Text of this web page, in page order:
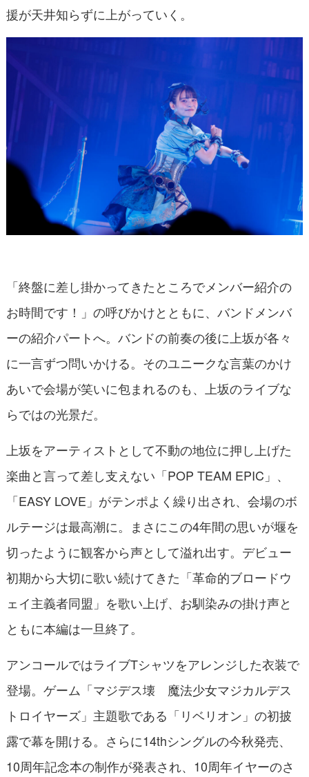
援が天井知らずに上がっていく。
「終盤に差し掛かってきたところでメンバー紹介の
お時間です！」の呼びかけとともに、バンドメンバ
ーの紹介パートへ。バンドの前奏の後に上坂が各々
に一言ずつ問いかける。そのユニークな言葉のかけ
あいで会場が笑いに包まれるのも、上坂のライブな
らではの光景だ。
上坂をアーティストとして不動の地位に押し上げた
楽曲と言って差し支えない「POP TEAM EPIC」、
「EASY LOVE」がテンポよく繰り出され、会場のボ
ルテージは最高潮に。まさにこの4年間の思いが堰を
切ったように観客から声として溢れ出す。デビュー
初期から大切に歌い続けてきた「革命的ブロードウ
ェイ主義者同盟」を歌い上げ、お馴染みの掛け声と
ともに本編は一旦終了。
アンコールではライブTシャツをアレンジした衣装で
登場。ゲーム「マジデス壊 魔法少女マジカルデス
トロイヤーズ」主題歌である「リベリオン」の初披
露で幕を開ける。さらに14thシングルの今秋発売、
10周年記念本の制作が発表され、10周年イヤーのさ